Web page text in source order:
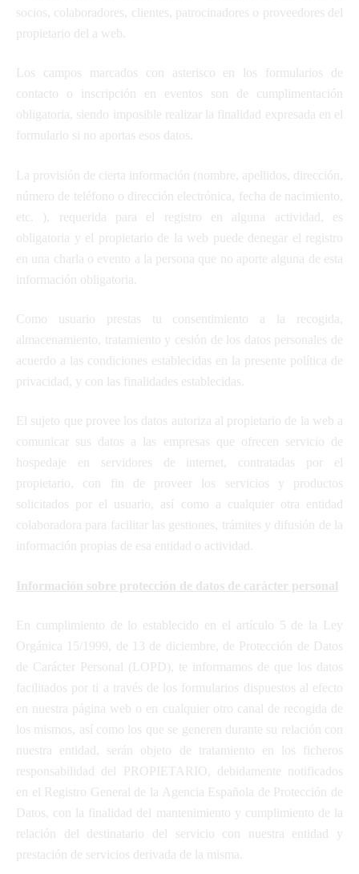
socios, colaboradores, clientes, patrocinadores o proveedores del
propietario del a web.
Los campos marcados con asterisco en los formularios de
contacto o inscripción en eventos son de cumplimentación
obligatoria, siendo imposible realizar la finalidad expresada en el
formulario si no aportas esos datos.
La provisión de cierta información (nombre, apellidos, dirección,
número de teléfono o dirección electrónica, fecha de nacimiento,
etc. ), requerida para el registro en alguna actividad, es
obligatoria y el propietario de la web puede denegar el registro
en una charla o evento a la persona que no aporte alguna de esta
información obligatoria.
Como usuario prestas tu consentimiento a la recogida,
almacenamiento, tratamiento y cesión de los datos personales de
acuerdo a las condiciones establecidas en la presente política de
privacidad, y con las finalidades establecidas.
El sujeto que provee los datos autoriza al propietario de la web a
comunicar sus datos a las empresas que ofrecen servicio de
hospedaje en servidores de internet, contratadas por el
propietario, con fin de proveer los servicios y productos
solicitados por el usuario, así como a cualquier otra entidad
colaboradora para facilitar las gestiones, trámites y difusión de la
información propias de esa entidad o actividad.
Información sobre protección de datos de carácter personal
En cumplimiento de lo establecido en el artículo 5 de la Ley
Orgánica 15/1999, de 13 de diciembre, de Protección de Datos
de Carácter Personal (LOPD), te informamos de que los datos
facilitados por ti a través de los formularios dispuestos al efecto
en nuestra página web o en cualquier otro canal de recogida de
los mismos, así como los que se generen durante su relación con
nuestra entidad, serán objeto de tratamiento en los ficheros
responsabilidad del PROPIETARIO, debidamente notificados
en el Registro General de la Agencia Española de Protección de
Datos, con la finalidad del mantenimiento y cumplimiento de la
relación del destinatario del servicio con nuestra entidad y
prestación de servicios derivada de la misma.